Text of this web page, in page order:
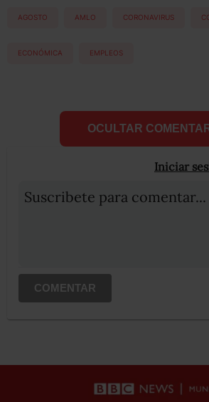
AGOSTO AMLO CORONAVIRUS
ECONÓMICA EMPLEOS
OCULTAR
Iniciar
Suscribete para comentar...
COMENTAR